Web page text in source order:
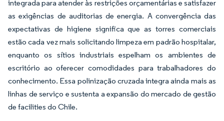
integrada para atender às restrições orçamentárias e satisfazer
as exigências de auditorias de energia. A convergência das
expectativas de higiene significa que as torres comerciais
estão cada vez mais solicitando limpeza em padrão hospitalar,
enquanto os sítios industriais espelham os ambientes de
escritório ao oferecer comodidades para trabalhadores do
conhecimento. Essa polinização cruzada integra ainda mais as
linhas de serviço e sustenta a expansão do mercado de gestão
de facilities do Chile.